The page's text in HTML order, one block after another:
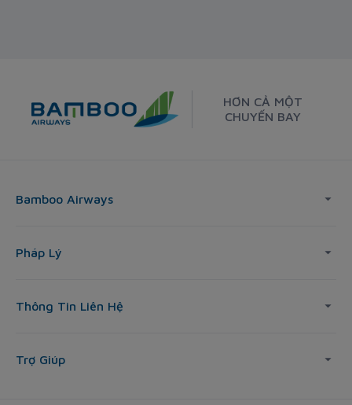
HƠN CẢ MỘT
CHUYẾN BAY
Bamboo Airways
Pháp Lý
Thông Tin Liên Hệ
Trợ Giúp